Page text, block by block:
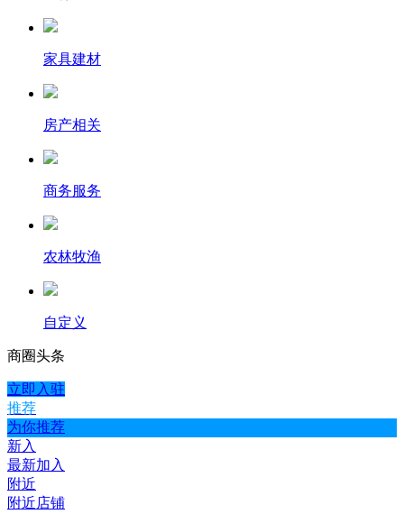
家具建材
房产相关
商务服务
农林牧渔
自定义
商圈头条
立即入驻
推荐
为你推荐
新入
最新加入
附近
附近店铺